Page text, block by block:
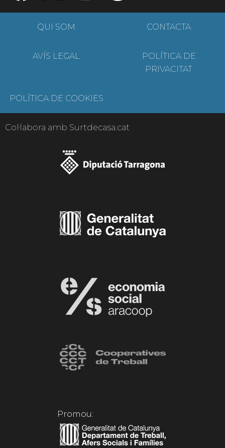
QUI SOM CONTACTA
AVÍS LEGAL
POLÍTICA DE
PRIVACITAT
POLÍTICA DE COOKIES
Col·labora amb Surtdecasa.cat
Promou: